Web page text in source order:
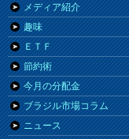
メディア紹介
趣味
ＥＴＦ
節約術
今月の分配金
ブラジル市場コラム
ニュース